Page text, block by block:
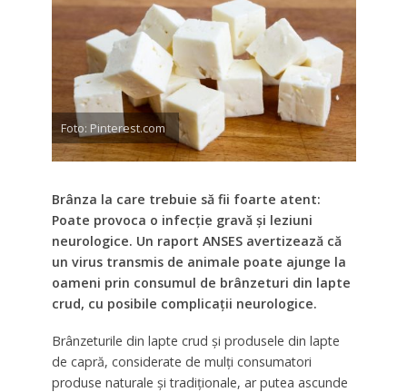
Foto: Pinterest.com
Brânza la care trebuie să fii foarte atent:
Poate provoca o infecție gravă și leziuni
neurologice. Un raport ANSES avertizează că
un virus transmis de animale poate ajunge la
oameni prin consumul de brânzeturi din lapte
crud, cu posibile complicații neurologice.
Brânzeturile din lapte crud și produsele din lapte
de capră, considerate de mulți consumatori
produse naturale și tradiționale, ar putea ascunde